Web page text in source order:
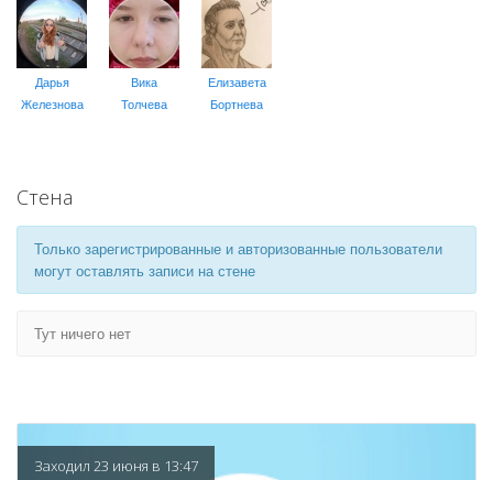
Дарья
Железнова
Вика
Толчева
Елизавета
Бортнева
Стена
Только зарегистрированные и авторизованные пользователи
могут оставлять записи на стене
Тут ничего нет
Заходил 23 июня в 13:47